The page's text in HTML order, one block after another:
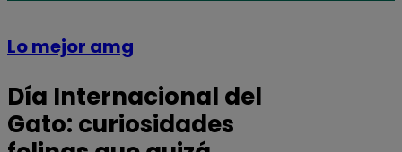
Lo mejor amg
Día Internacional del
Gato: curiosidades